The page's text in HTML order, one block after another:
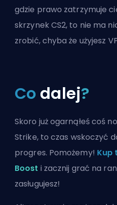
gdzie prawo zatrzymuje
skrzynek CS2, to nie ma
zrobić, chyba że użyjesz
Co dalej?
Skoro już ogarnąłeś coś
Strike, to czas wskoczyć
progres. Pomożemy! Kup
Boost i zacznij grać na
zasługujesz!